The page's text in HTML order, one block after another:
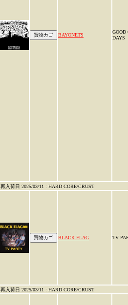
BAYONETS
GOOD
DAYS
再入荷日 2025/03/11 : HARD CORE/CRUST
BLACK FLAG TV
再入荷日 2025/03/11 : HARD CORE/CRUST